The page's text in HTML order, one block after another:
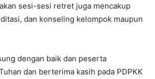
sesi-sesi retret juga mencakup
dan konseling kelompok maupun
dengan baik dan peserta
dan berterima kasih pada PDPKK